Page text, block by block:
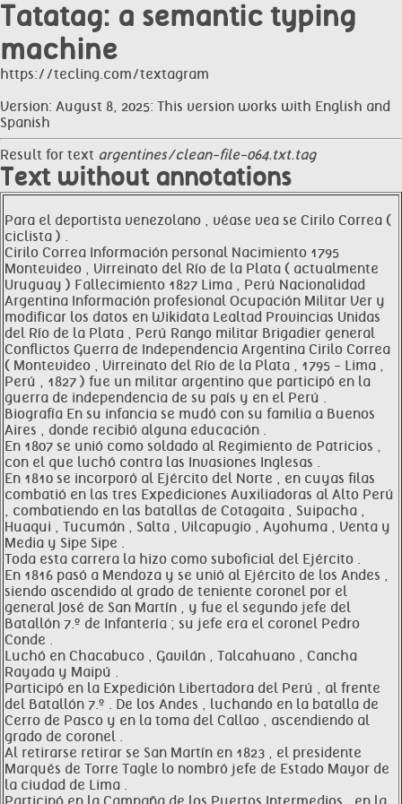
Tatatag: a semantic typing
machine
https://tecling.com/textagram
Version: August 8, 2025: This version works with English and
Spanish
Result for text argentines/clean-file-064.txt.tag
Text without annotations
Para el deportista venezolano , véase vea se Cirilo Correa (
ciclista ) .
Cirilo Correa Información personal Nacimiento 1795
Montevideo , Virreinato del Río de la Plata ( actualmente
Uruguay ) Fallecimiento 1827 Lima , Perú Nacionalidad
Argentina Información profesional Ocupación Militar Ver y
modificar los datos en Wikidata Lealtad Provincias Unidas
del Río de la Plata , Perú Rango militar Brigadier general
Conflictos Guerra de Independencia Argentina Cirilo Correa
( Montevideo , Virreinato del Río de la Plata , 1795 - Lima ,
Perú , 1827 ) fue un militar argentino que participó en la
guerra de independencia de su país y en el Perú .
Biografía En su infancia se mudó con su familia a Buenos
Aires , donde recibió alguna educación .
En 1807 se unió como soldado al Regimiento de Patricios ,
con el que luchó contra las Invasiones Inglesas .
En 1810 se incorporó al Ejército del Norte , en cuyas filas
combatió en las tres Expediciones Auxiliadoras al Alto Perú
, combatiendo en las batallas de Cotagaita , Suipacha ,
Huaqui , Tucumán , Salta , Vilcapugio , Ayohuma , Venta y
Media y Sipe Sipe .
Toda esta carrera la hizo como suboficial del Ejército .
En 1816 pasó a Mendoza y se unió al Ejército de los Andes ,
siendo ascendido al grado de teniente coronel por el
general José de San Martín , y fue el segundo jefe del
Batallón 7.º de Infantería ; su jefe era el coronel Pedro
Conde .
Luchó en Chacabuco , Gavilán , Talcahuano , Cancha
Rayada y Maipú .
Participó en la Expedición Libertadora del Perú , al frente
del Batallón 7.º . De los Andes , luchando en la batalla de
Cerro de Pasco y en la toma del Callao , ascendiendo al
grado de coronel .
Al retirarse retirar se San Martín en 1823 , el presidente
Marqués de Torre Tagle lo nombró jefe de Estado Mayor de
la ciudad de Lima .